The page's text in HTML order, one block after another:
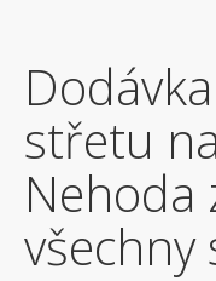
střetu
Nehoda
všechny